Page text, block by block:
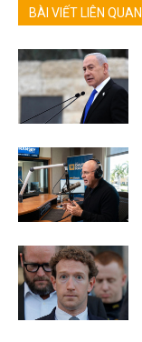
BÀI VIẾT LIÊN QUAN